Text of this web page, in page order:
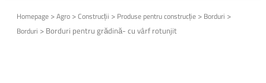
Homepage >Agro >Construcții > Produse pentru construcție > Borduri >
Borduri > Borduri pentru grădină- cu vârf rotunjit